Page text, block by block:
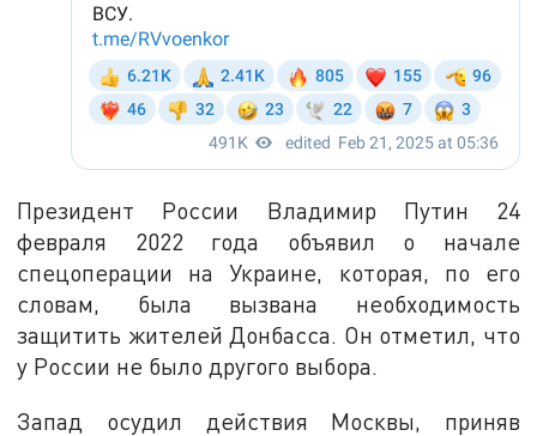
Президент России Владимир Путин 24
февраля 2022 года объявил о начале
спецоперации на Украине, которая, по его
словам, была вызвана необходимость
защитить жителей Донбасса. Он отметил, что
у России не было другого выбора.
Запад осудил действия Москвы, приняв